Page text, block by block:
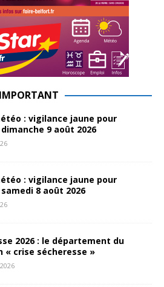
IMPORTANT
: vigilance jaune pour
9 août 2026
: vigilance jaune pour
8 août 2026
2026 : le département du
« crise sécheresse »